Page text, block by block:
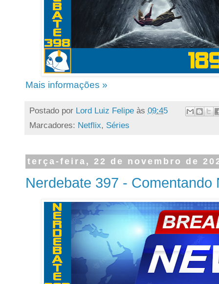
Mais informações »
Postado por Lord Luiz Felipe às 09:45
Marcadores: Netflix, Séries
terça-feira, 22 de novembro de
Nerdebate 397 - Comentando